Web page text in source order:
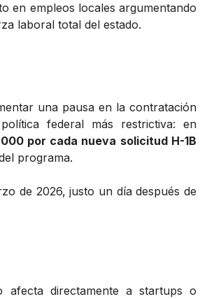
en empleos locales argumentando
laboral total del estado.
una pausa en la contratación
federal más restrictiva: en
por cada nueva solicitud H-1B
programa.
de 2026, justo un día después de
afecta directamente a startups o